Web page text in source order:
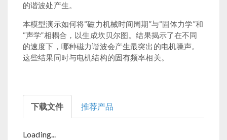
的谐波处产生。
本模型演示如何将“磁力机械时间周期”与“固体力学”和
“声学”相耦合，以生成坎贝尔图。结果揭示了在不同
的速度下，哪种磁力谐波会产生最突出的电机噪声。
这些结果同时与电机结构的固有频率相关。
下载文件 推荐产品
Loading...